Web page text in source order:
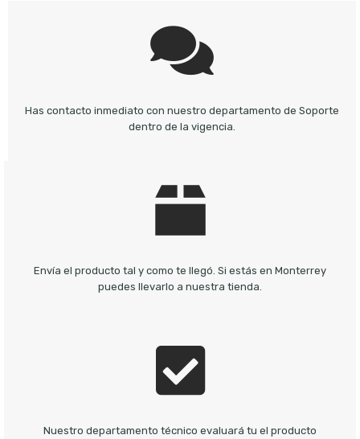
Has contacto inmediato con nuestro departamento de Soporte
dentro de la vigencia.
Envía el producto tal y como te llegó. Si estás en Monterrey
puedes llevarlo a nuestra tienda.
Nuestro departamento técnico evaluará tu el producto